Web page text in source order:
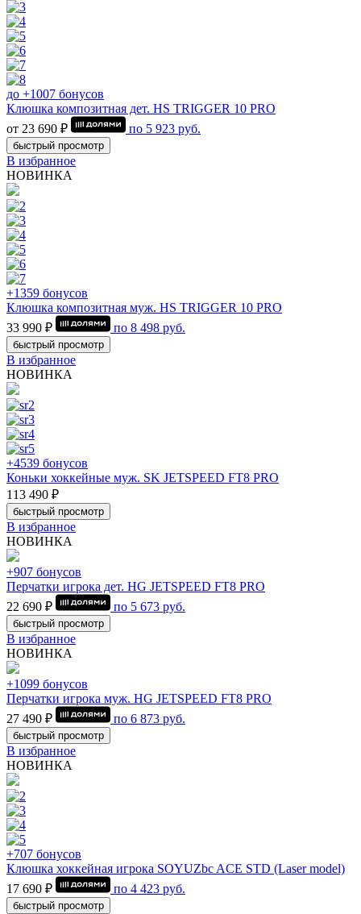
до +1007 бонусов
Клюшка композитная дет. HS TRIGGER 10 PRO
от 23 690 ₽
по 5 923 руб.
быстрый просмотр
В избранное
НОВИНКА
+1359 бонусов
Клюшка композитная муж. HS TRIGGER 10 PRO
33 990 ₽
по 8 498 руб.
быстрый просмотр
В избранное
НОВИНКА
+4539 бонусов
Коньки хоккейные муж. SK JETSPEED FT8 PRO
113 490 ₽
быстрый просмотр
В избранное
НОВИНКА
+907 бонусов
Перчатки игрока дет. HG JETSPEED FT8 PRO
22 690 ₽
по 5 673 руб.
быстрый просмотр
В избранное
НОВИНКА
+1099 бонусов
Перчатки игрока муж. HG JETSPEED FT8 PRO
27 490 ₽
по 6 873 руб.
быстрый просмотр
В избранное
НОВИНКА
+707 бонусов
Клюшка хоккейная игрока SOYUZbc ACE STD (Laser model)
17 690 ₽
по 4 423 руб.
быстрый просмотр